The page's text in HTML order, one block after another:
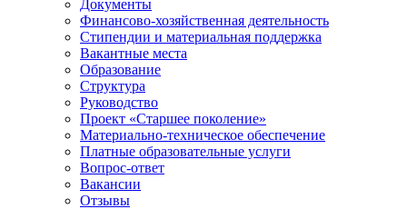
Документы
Финансово-хозяйственная деятельность
Стипендии и материальная поддержка
Вакантные места
Образование
Структура
Руководство
Проект «Старшее поколение»
Материально-техническое обеспечение
Платные образовательные услуги
Вопрос-ответ
Вакансии
Отзывы